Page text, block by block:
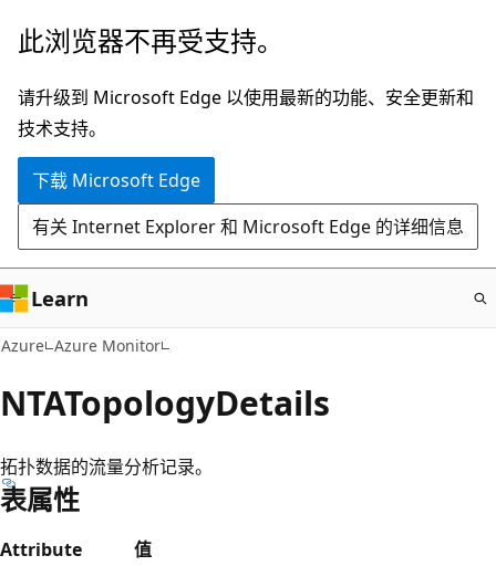
跳
主
要
内
此浏览器不再受支持。
请升级到 Microsoft Edge 以使用最新的功能、安全更新和
技术支持。
下载 Microsoft Edge
有关 Internet Explorer 和 Microsoft Edge 的详细信息
Learn
Azure Azure Monitor
NTATopologyDetails
拓扑数据的流量分析记录。
表属性
Attribute
值